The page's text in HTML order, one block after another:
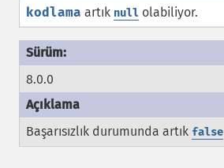
kodlama artık null olabiliyor.
8.0.0
Başarısızlık durumunda artık false